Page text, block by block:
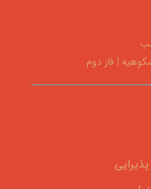
| فاز دوم